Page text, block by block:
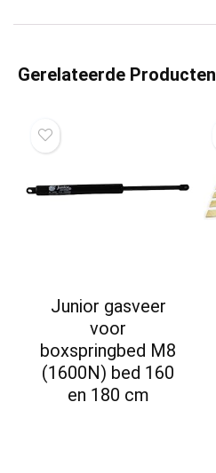
Gerelateerde Producten
Junior gasveer
voor
boxspringbed M8
(1600N) bed 160
en 180 cm